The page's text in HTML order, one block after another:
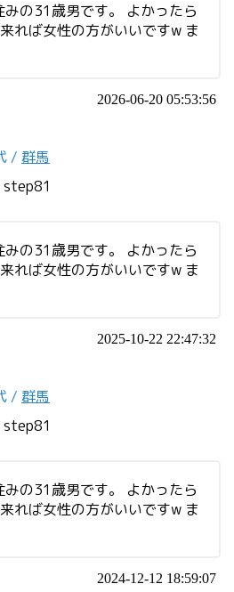
の31歳男です。 よかったら
れば女性の方がいいですw ま
2026-06-20 05:53:56
/ 群馬
step81
の31歳男です。 よかったら
れば女性の方がいいですw ま
2025-10-22 22:47:32
/ 群馬
step81
の31歳男です。 よかったら
れば女性の方がいいですw ま
2024-12-12 18:59:07